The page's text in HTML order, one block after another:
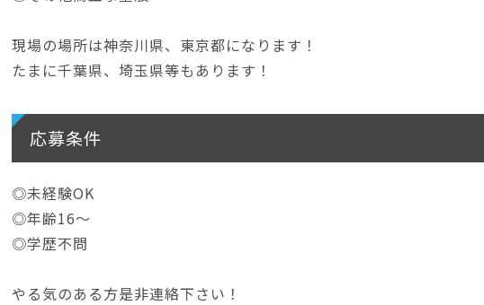
現場の場所は神奈川県、東京都になります！
たまに千葉県、埼玉県等もあります！
応募条件
◎未経験OK
◎年齢16〜
◎学歴不問
やる気のある方是非連絡下さい！